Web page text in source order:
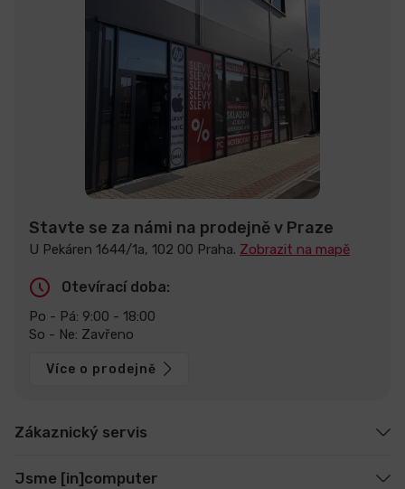
Stavte se za námi na prodejně v Praze
U Pekáren 1644/1a, 102 00 Praha. Zobrazit na mapě
Otevírací doba:
Po - Pá: 9:00 - 18:00
So - Ne: Zavřeno
Více o prodejně
Zákaznický servis
Jsme [in]computer